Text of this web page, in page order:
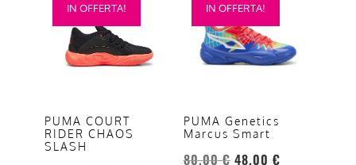
IN OFFERTA!
PUMA COURT
RIDER CHAOS
SLASH
prodotto
opzioni
possono
essere
IN OFFERTA!
PUMA Genetics
Marcus Smart
80,00€ 48,00 €
prodotto
più
opzioni
possono
essere